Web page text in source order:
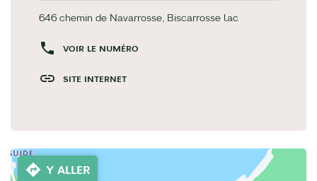
646 chemin de Navarrosse, Biscarrosse lac
VOIR LE NUMÉRO
SITE INTERNET
Y ALLER